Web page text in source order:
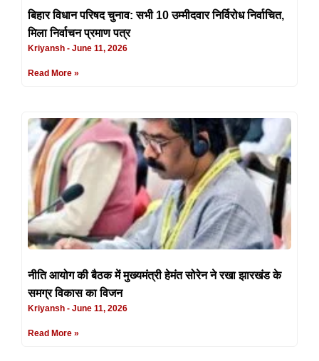
बिहार विधान परिषद चुनाव: सभी 10 उम्मीदवार निर्विरोध निर्वाचित,
मिला निर्वाचन प्रमाण पत्र
Kriyansh June 11, 2026
Read More »
नीति आयोग की बैठक में मुख्यमंत्री हेमंत सोरेन ने रखा झारखंड के
समग्र विकास का विजन
Kriyansh June 11, 2026
Read More »